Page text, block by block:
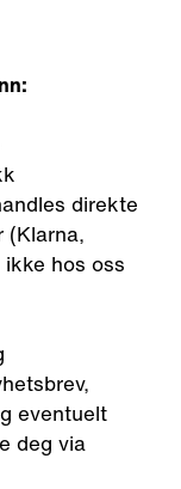
direkte
(Klarna,
hos oss
eventuelt
deg via